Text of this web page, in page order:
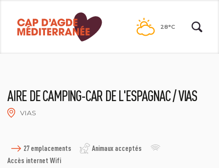
contenu
28°C
AIRE DE CAMPING-CAR DE L'ESPAGNAC / VIAS
VIAS
27 emplacements
Animaux acceptés
Accès internet Wifi